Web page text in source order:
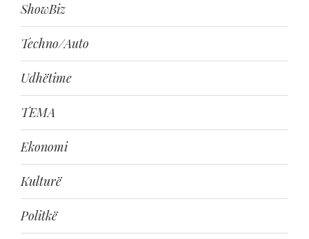
ShowBiz
Techno/Auto
Udhëtime
TEMA
Ekonomi
Kulturë
Politkë